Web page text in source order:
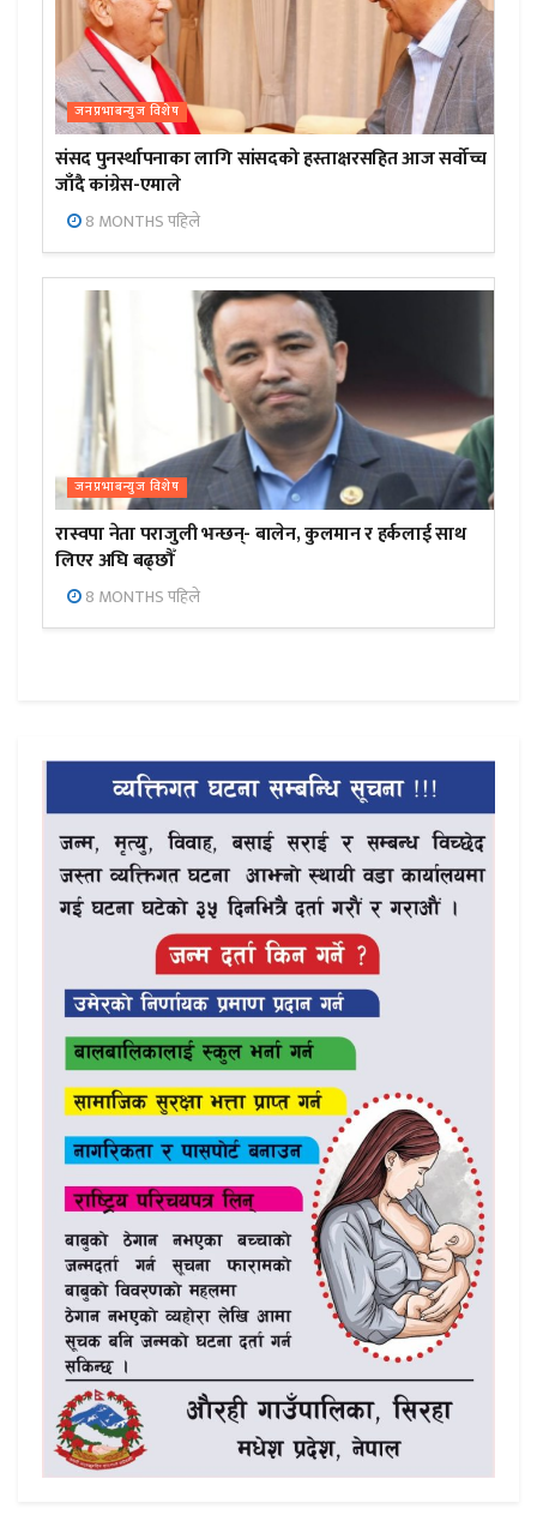
जनप्रभाबन्युज विशेष
संसद पुनर्स्थापनाका लागि सांसदको हस्ताक्षरसहित आज सर्वोच्च
जाँदै कांग्रेस-एमाले
8 MONTHS पहिले
जनप्रभाबन्युज विशेष
रास्वपा नेता पराजुली भन्छन्- बालेन, कुलमान र हर्कलाई साथ
लिएर अघि बढ्छौँ
8 MONTHS पहिले